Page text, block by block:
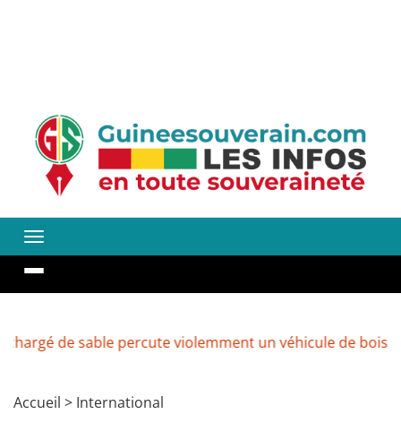
sable percute violemment un véhicule de boissons à
Accueil > International